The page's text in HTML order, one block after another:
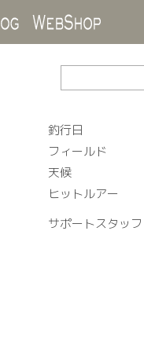
Blog
釣行日
フィールド
天候
ヒットルアー
サポートスタッフ